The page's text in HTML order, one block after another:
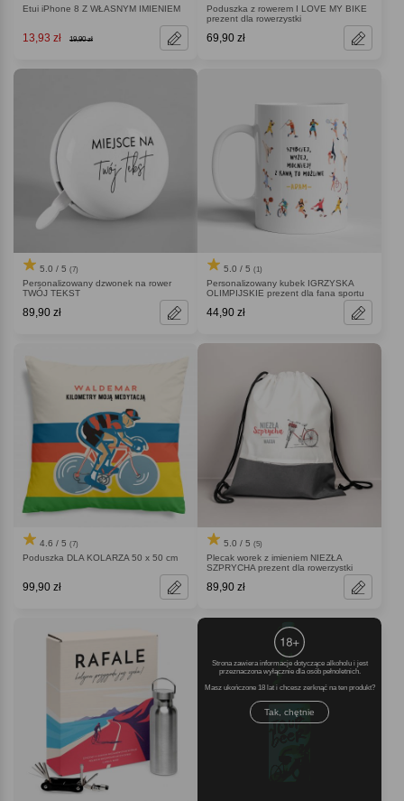
Etui iPhone 8 Z WŁASNYM IMIENIEM
13,93 zł 19,90 zł
Poduszka z rowerem I LOVE MY BIKE
prezent dla rowerzystki
69,90 zł
5.0 / 5 (7)
Personalizowany dzwonek na rower
TWÓJ TEKST
89,90 zł
5.0 / 5 (1)
Personalizowany kubek IGRZYSKA
OLIMPIJSKIE prezent dla fana sportu
44,90 zł
4.6 / 5 (7)
Poduszka DLA KOLARZA 50 x 50 cm
99,90 zł
5.0 / 5 (5)
Plecak worek z imieniem NIEZŁA
SZPRYCHA prezent dla rowerzystki
89,90 zł
Strona zawiera informacje dotyczące alkoholu i jest
przeznaczona wyłącznie dla osób pełnoletnich.
Masz ukończone 18 lat i chcesz zerknąć na ten produkt
Tak, chętnie